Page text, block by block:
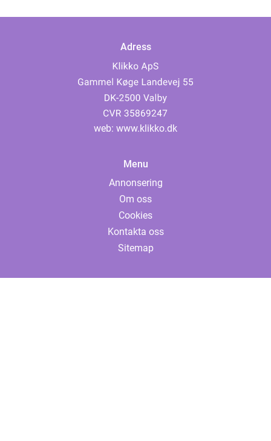
Adress
web: www.klikko.dk
Menu
Annonsering
Om oss
Cookies
Kontakta oss
Sitemap